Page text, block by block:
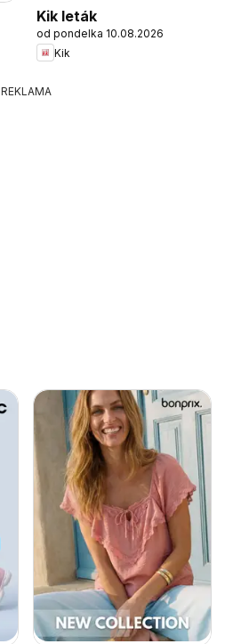
Kik leták
od pondelka 10.08.2026
Kik
REKLAMA